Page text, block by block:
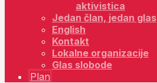
aktivistica
Jedan član, jedan glas
English
Kontakt
Lokalne organizacije
Glas slobode
Plan